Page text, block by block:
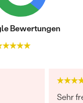
Bewertungen
Sehr